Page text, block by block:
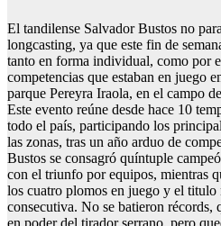
El tandilense Salvador Bustos no
longcasting, ya que este fin de
tanto en forma individual, como por
competencias que estaban en juego
parque Pereyra Iraola, en el campo
Este evento reúne desde hace 10
todo el país, participando los
las zonas, tras un año arduo de
Bustos se consagró quíntuple
con el triunfo por equipos, mientras
los cuatro plomos en juego y el titulo
consecutiva. No se batieron récords,